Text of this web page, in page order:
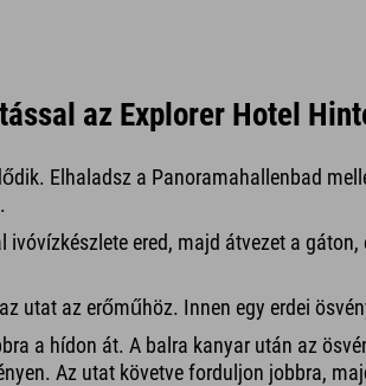
az Explorer Hotel
Elhaladsz a Panoramahallenbad
ivóvízkészlete ered, majd átvezet a
utat az erőműhöz. Innen egy erdei
a hídon át. A balra kanyar után az
Az utat követve forduljon jobbra,